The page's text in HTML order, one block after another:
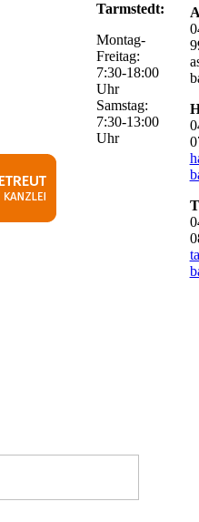
Tarmstedt:
Montag-
Freitag:
7:30-18:00
Uhr
Samstag:
7:30-13:00
Uhr